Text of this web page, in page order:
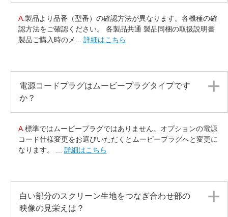
A. 製品より品番（型番）の確認方法が異なります。各機種の確
認方法をご確認ください。 各製品共通 製品同梱の取扱説明書
製品ご購入時のメ... 詳細はこちら
電源コードプラグはムービープラグタイプです
か？
A. 標準ではムービープラグではありません。オプションの電源
コード仕様変更をお選びいただくとムービープラグへと変更に
なります。 ... 詳細はこちら
白い部分のスクリーン生地をつなぎ合わせ部の
映像の見栄えは？